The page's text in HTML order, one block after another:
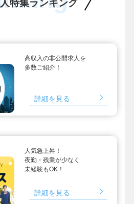
特集ランキング
高収入の非公開求人を
多数ご紹介！
詳細を見る
人気急上昇！
夜勤・残業が少なく
未経験もOK！
詳細を見る